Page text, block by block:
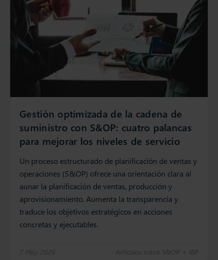
Gestión optimizada de la cadena de
suministro con S&OP: cuatro palancas
para mejorar los niveles de servicio
Un proceso estructurado de planificación de ventas y
operaciones (S&OP) ofrece una orientación clara al
aunar la planificación de ventas, producción y
aprovisionamiento. Aumenta la transparencia y
traduce los objetivos estratégicos en acciones
concretas y ejecutables.
7 May 2026 Artículos sobre S&OP + IBP